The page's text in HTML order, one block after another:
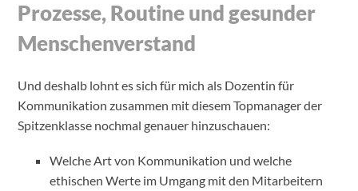
Prozesse, Routine und gesunder
Menschenverstand
Und deshalb lohnt es sich für mich als Dozentin für
Kommunikation zusammen mit diesem Topmanager der
Spitzenklasse nochmal genauer hinzuschauen:
Welche Art von Kommunikation und welche
ethischen Werte im Umgang mit den Mitarbeitern